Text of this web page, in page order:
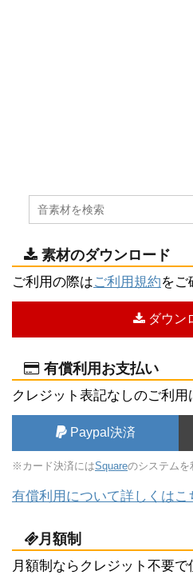
素材のダウンロード
ご利用の際はご利用規約をご
ダウン
有償利用お支払い
クレジット表記なしのご利用
Paypal決済
※カード決済にはSquareのシステムを
有償利用について詳しくはこ
月額制
月額制ならクレジット不要で